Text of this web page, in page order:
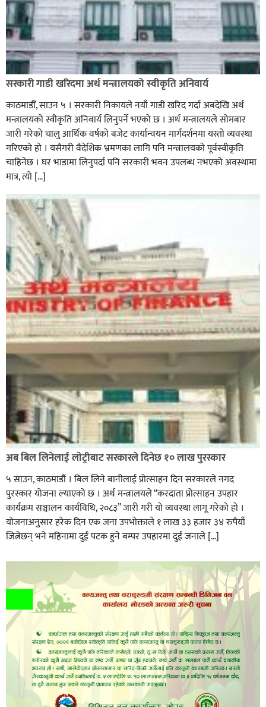
सरकारी गाडी खरिदमा अर्थ मन्त्रालयको स्वीकृति अनिवार्य
काठमाडौँ, साउन ५ । सरकारी निकायले नयाँ गाडी खरिद गर्दा अबदेखि अर्थ
मन्त्रालयको स्वीकृति अनिवार्य लिनुपर्ने भएको छ । अर्थ मन्त्रालयले सोमबार
जारी गरेको चालु आर्थिक वर्षको बजेट कार्यान्वयन मार्गदर्शनमा यस्तो व्यवस्था
गरिएको हो । यसैगरी वैदेशिक भ्रमणका लागि पनि मन्त्रालयको पूर्वस्वीकृति
चाहिनेछ । घर भाडामा लिनुपर्दा पनि सरकारी भवन उपलब्ध नभएको अवस्थामा
मात्र, त्यो […]
अब बिल लिनेलाई लाेट्रीबाट सरकारले दिनेछ १० लाख पुरस्कार
५ साउन, काठमाडौं । बिल लिने बानीलाई प्रोत्साहन दिन सरकारले नगद
पुरस्कार योजना ल्याएको छ । अर्थ मन्त्रालयले “करदाता प्रोत्साहन उपहार
कार्यक्रम सञ्चालन कार्यविधि, २०८३” जारी गरी यो व्यवस्था लागू गरेको हो ।
योजनाअनुसार हरेक दिन एक जना उपभोक्ताले १ लाख ३३ हजार ३४ रुपैयाँ
जित्नेछन् भने महिनामा दुई पटक हुने बम्पर उपहारमा दुई जनाले […]